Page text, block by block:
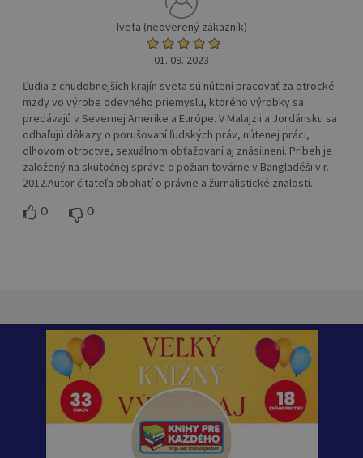
Iveta (neoverený zákazník)
01. 09. 2023
Ľudia z chudobnejších krajín sveta sú nútení pracovať za otrocké
mzdy vo výrobe odevného priemyslu, ktorého výrobky sa
predávajú v Severnej Amerike a Európe. V Malajzii a Jordánsku sa
odhaľujú dôkazy o porušovaní ľudských práv, nútenej práci,
dlhovom otroctve, sexuálnom obťažovaní aj znásilnení. Príbeh je
založený na skutočnej správe o požiari továrne v Bangladéši v r.
2012.Autor čitateľa obohatí o právne a žurnalistické znalosti.
0 0